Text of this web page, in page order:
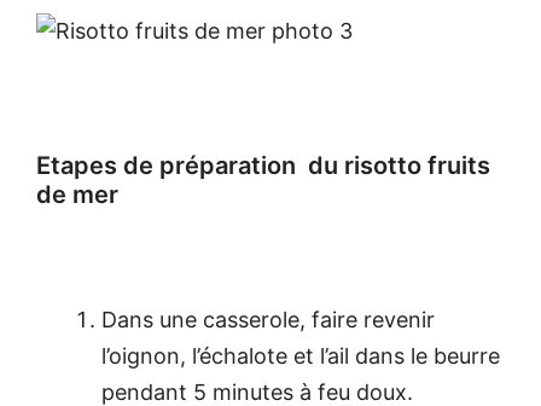
Etapes de préparation du risotto fruits
de mer
Dans une casserole, faire revenir
l’oignon, l’échalote et l’ail dans le beurre
pendant 5 minutes à feu doux.